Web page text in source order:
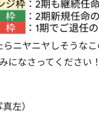
ニヤニヤしそうな
になさってください！
左）